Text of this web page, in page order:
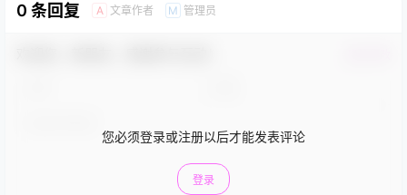
0 条回复 A 文章作者 M 管理员
您必须登录或注册以后才能发表评论
登录